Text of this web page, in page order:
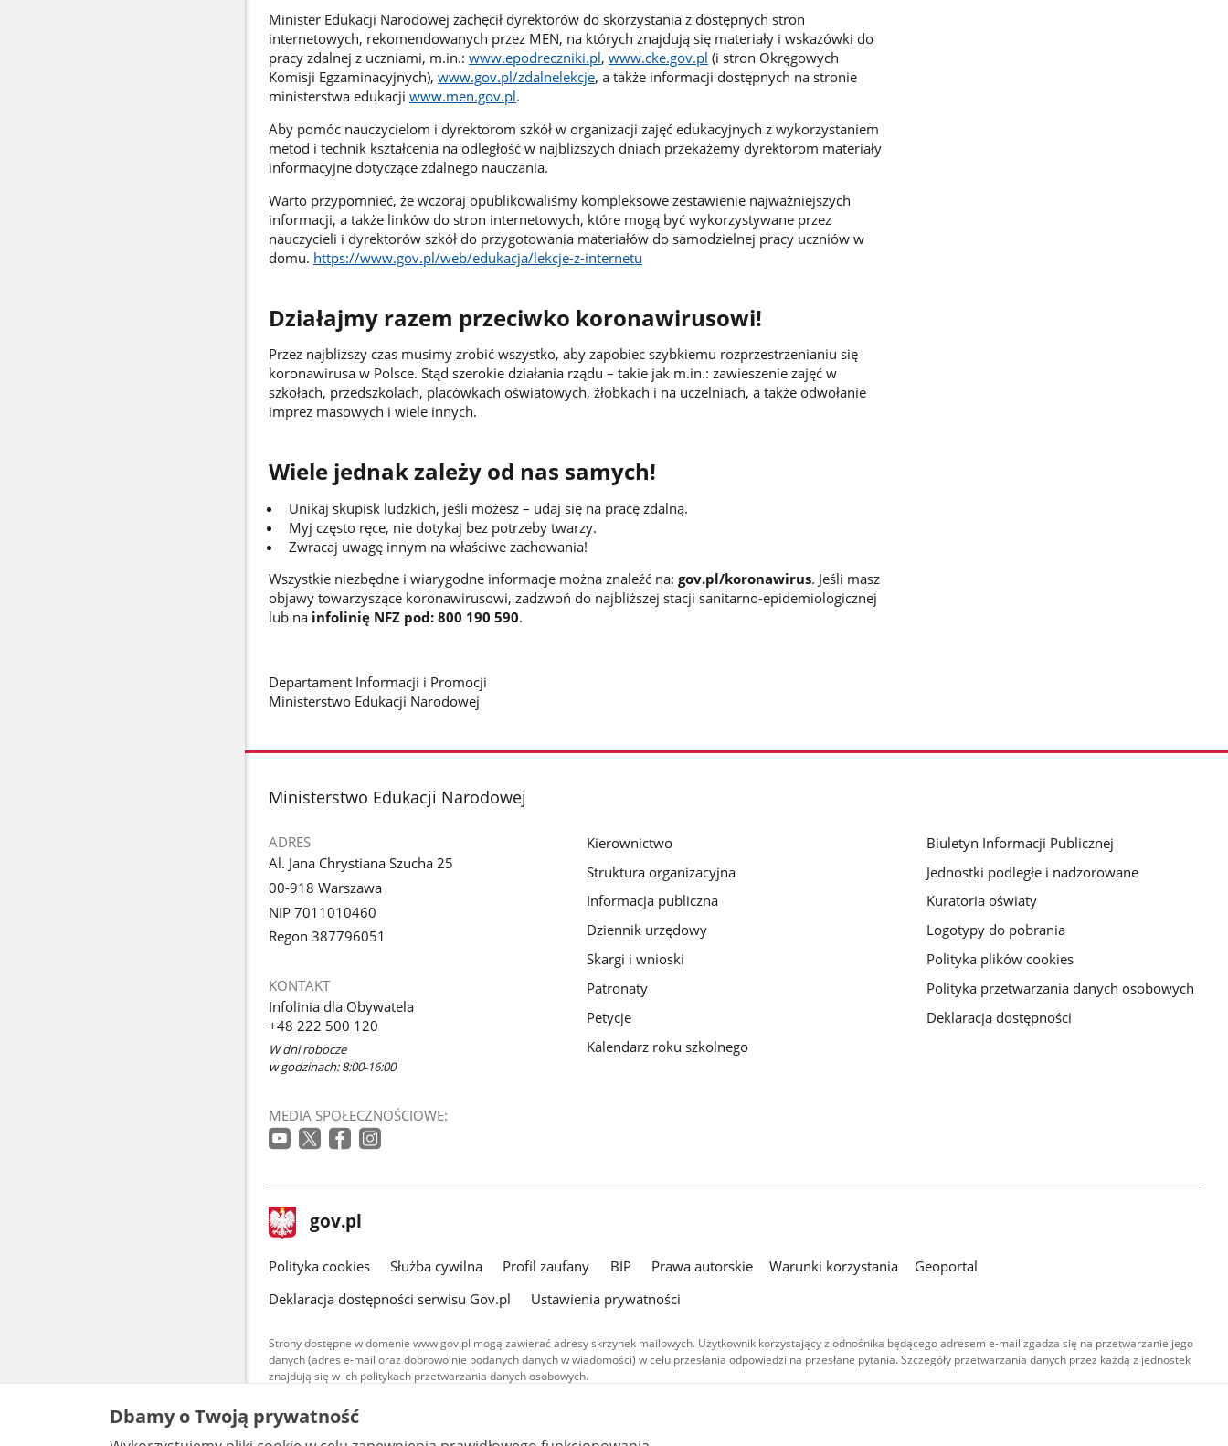
Minister Edukacji Narodowej zachęcił dyrektorów do skorzystania z dostępnych stron
internetowych, rekomendowanych przez MEN, na których znajdują się materiały i wskazówki do
pracy zdalnej z uczniami, m.in.: www.epodreczniki.pl, www.cke.gov.pl (i stron Okręgowych
Komisji Egzaminacyjnych), www.gov.pl/zdalnelekcje, a także informacji dostępnych na stronie
ministerstwa edukacji www.men.gov.pl.
Aby pomóc nauczycielom i dyrektorom szkół w organizacji zajęć edukacyjnych z wykorzystaniem
metod i technik kształcenia na odległość w najbliższych dniach przekażemy dyrektorom materiały
informacyjne dotyczące zdalnego nauczania.
Warto przypomnieć, że wczoraj opublikowaliśmy kompleksowe zestawienie najważniejszych
informacji, a także linków do stron internetowych, które mogą być wykorzystywane przez
nauczycieli i dyrektorów szkół do przygotowania materiałów do samodzielnej pracy uczniów w
domu. https://www.gov.pl/web/edukacja/lekcje-z-internetu
Działajmy razem przeciwko koronawirusowi!
Przez najbliższy czas musimy zrobić wszystko, aby zapobiec szybkiemu rozprzestrzenianiu się
koronawirusa w Polsce. Stąd szerokie działania rządu – takie jak m.in.: zawieszenie zajęć w
szkołach, przedszkolach, placówkach oświatowych, żłobkach i na uczelniach, a także odwołanie
imprez masowych i wiele innych.
Wiele jednak zależy od nas samych!
Unikaj skupisk ludzkich, jeśli możesz – udaj się na pracę zdalną.
Myj często ręce, nie dotykaj bez potrzeby twarzy.
Zwracaj uwagę innym na właściwe zachowania!
Wszystkie niezbędne i wiarygodne informacje można znaleźć na: gov.pl/koronawirus. Jeśli masz
objawy towarzyszące koronawirusowi, zadzwoń do najbliższej stacji sanitarno-epidemiologicznej
lub na infolinię NFZ pod: 800 190 590.
Departament Informacji i Promocji
Ministerstwo Edukacji Narodowej
stopka
Ministerstwo Edukacji Narodowej
ADRES
Al. Jana Chrystiana Szucha 25
00-918 Warszawa
NIP 7011010460
Regon 387796051
KONTAKT
Infolinia dla Obywatela
+48 222 500 120
W dni robocze
w godzinach: 8:00-16:00
MEDIA SPOŁECZNOŚCIOWE:
Kierownictwo
Struktura organizacyjna
Informacja publiczna
Dziennik urzędowy
Skargi i wnioski
Patronaty
Petycje
Kalendarz roku szkolnego
Biuletyn Informacji Publicznej
Jednostki podległe i nadzorowane
Kuratoria oświaty
Logotypy do pobrania
Polityka plików cookies
Polityka przetwarzania danych osobowych
Deklaracja dostępności
stopka
gov.pl Strona
gov.pl
gov.pl
Polityka cookies Służba cywilna Profil zaufany BIP Prawa autorskie Warunki korzystania
Geoportal
Deklaracja dostępności serwisu Gov.pl
Ustawienia prywatności
Strony dostępne w domenie www.gov.pl mogą zawierać adresy skrzynek mailowych. Użytkownik korzystający z odnośnika będącego adresem e-mail zgadza się na przetwarzanie jego
danych (adres e-mail oraz dobrowolnie podanych danych w wiadomości) w celu przesłania odpowiedzi na przesłane pytania. Szczegóły przetwarzania danych przez każdą z jednostek
znajdują się w ich politykach przetwarzania danych osobowych.
Treści tekstowe publikowane w serwisie (z wyłączeniem treści audiowizualnych), są
udostępniane na licencji typu Creative Commons: uznanie autorstwa - na tych samych
warunkach 4.0 (CC BY-SA 4.0). Materiały audiowizualne, w tym zdjęcia, materiały audio i wideo,
Dbamy o Twoją prywatność